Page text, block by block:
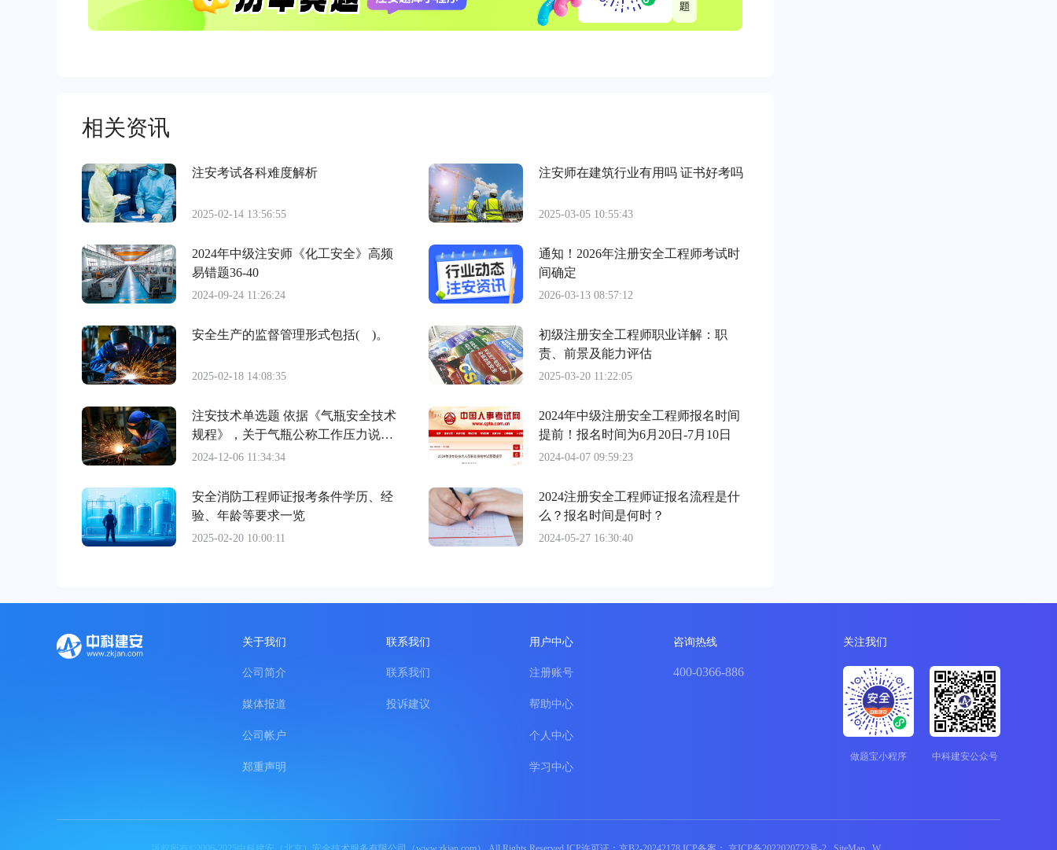
相关资讯
注安考试各科难度解析
2025-02-14 13:56:55
2024年中级注安师《化工安全》高频
易错题36-40
2024-09-24 11:26:24
安全生产的监督管理形式包括( )。
2025-02-18 14:08:35
注安技术单选题 依据《气瓶安全技术
规程》，关于气瓶公称工作压力说法
错误的是（ ）。
2024-12-06 11:34:34
安全消防工程师证报考条件学历、经
验、年龄等要求一览
2025-02-20 10:00:11
注安师在建筑行业有用吗 证书好考吗
2025-03-05 10:55:43
通知！2026年注册安全工程师考试时
间确定
2026-03-13 08:57:12
初级注册安全工程师职业详解：职
责、前景及能力评估
2025-03-20 11:22:05
2024年中级注册安全工程师报名时间
提前！报名时间为6月20日-7月10日
2024-04-07 09:59:23
2024注册安全工程师证报名流程是什
么？报名时间是何时？
2024-05-27 16:30:40
关于我们
公司简介
媒体报道
公司帐户
郑重声明
联系我们
联系我们
投诉建议
用户中心
注册账号
帮助中心
个人中心
学习中心
咨询热线
400-0366-886
关注我们
做题宝小程序 中科建安公众号